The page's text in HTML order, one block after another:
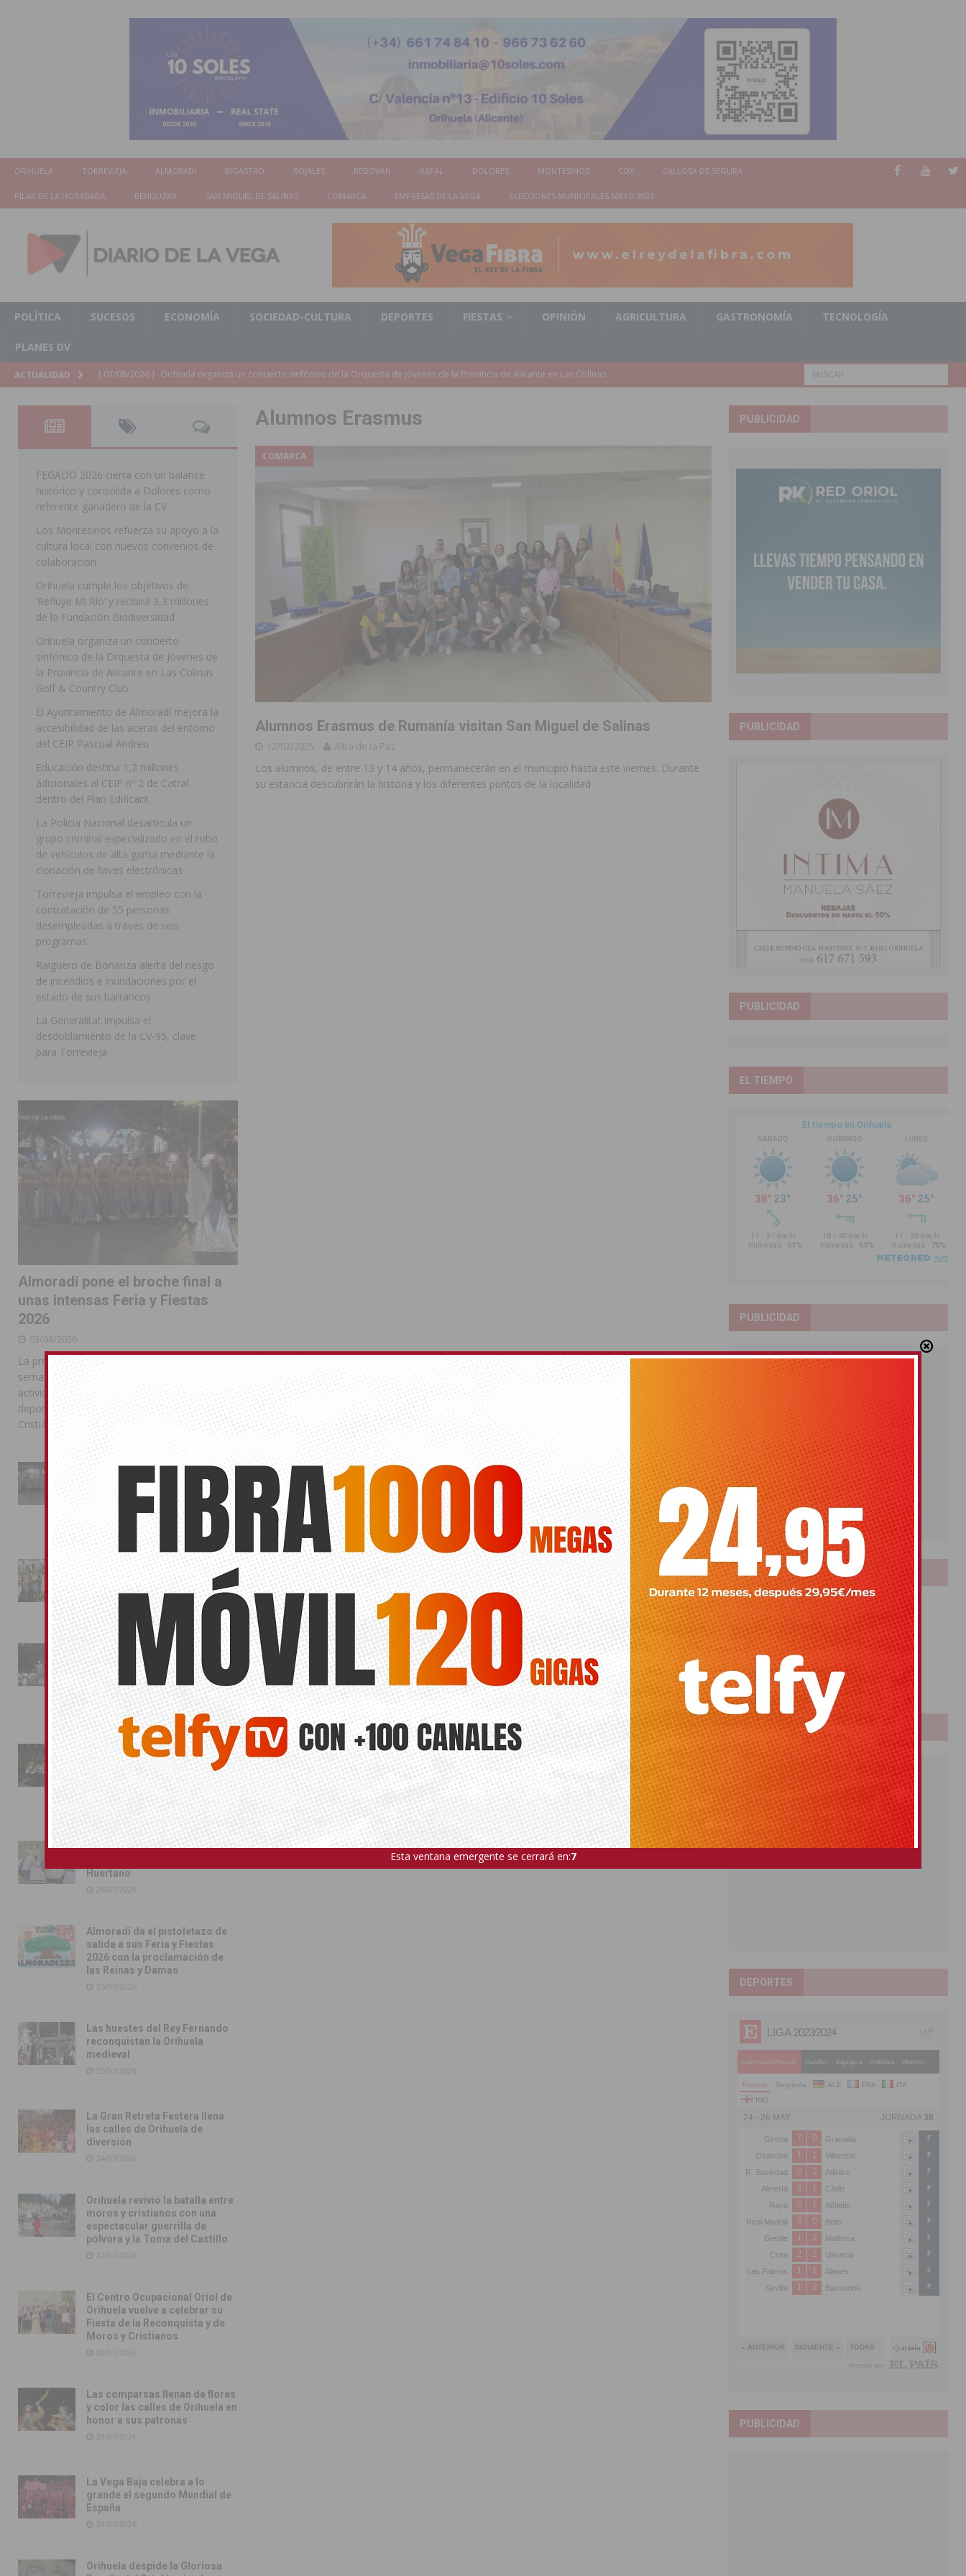
ORIHUELA TORREVIEJA ALMORADÍ BIGASTRO ROJALES REDOVÁN RAFAL DOLORES MONTESINOS COX CALLOSA DE SEGURA
PILAR DE LA HORADADA BENEJUZAR SAN MIGUEL DE SALINAS COMARCA EMPRESAS DE LA VEGA ELECCIONES MUNICIPALES MAYO 2023
POLÍTICA SUCESOS ECONOMÍA SOCIEDAD-CULTURA DEPORTES FIESTAS OPINIÓN AGRICULTURA GASTRONOMÍA TECNOLOGÍA
PLANES DV
ACTUALIDAD [ 07/08/2026 ] El Ayuntamiento de Almoradí mejora la accesibilidad de las aceras del entorno del CEIP Pascual Andreu
[ 07/08/2026 ]
Educación destina 1,2 millones adicionales al CEIP nº 2 de Catral dentro del Plan Edificant
[ 07/08/2026 ] La Policía Nacional desarticula un grupo criminal especializado en el robo de vehículos de alta gama mediante la
clonación de llaves electrónicas
[ 07/08/2026 ] Torrevieja impulsa el empleo con la contratación de 55 personas desempleadas a través de seis programas
[ 07/08/2026 ] Raiguero de Bonanza alerta del riesgo de incendios e inundaciones por el estado de sus barrancos
[ 07/08/2026 ]
La Generalitat impulsa el desdoblamiento de la CV-95, clave para Torrevieja
TORREVIEJA
[ 07/08/2026 ] Benferri ya se prepara para dar comienzo a sus Fiestas 2026
COMARCA
[ 07/08/2026 ] Bigastro se viste de gala para la coronación de la Corte 2026
BIGASTRO
[ 07/08/2026 ]
Rojales clausura con éxito las Fiestas de las Urbanizaciones de Ciudad Quesada 2026
[ 06/08/2026 ]
Arcángel
REDOVÁN
[ 06/08/2026 ]
El PSOE denuncia una nueva prórroga de la ORA en Orihuela ‘sin mejoras ni bonificaciones’
[ 07/08/2026 ] FEGADO 2026 cierra con un balance histórico y consolida a Dolores como referente ganadero de la CV
DOLORES
[ 07/08/2026 ] Orihuela cumple los objetivos de ‘Refluye Mi Río’ y recibirá 3,3 millones de la Fundación Biodiversidad
ORIHUELA
[ 07/08/2026 ]
Orihuela organiza un concierto sinfónico de la Orquesta de Jóvenes de la Provincia de Alicante en Las Colinas
Golf & Country Club
Alumnos Erasmus
COMARCA
Alumnos Erasmus de Rumanía visitan San Miguel de Salinas
12/02/2025 Alba de la Paz
Los alumnos, de entre 13 y 14 años, permanecerán en el municipio hasta este viernes. Durante
su estancia descubrirán la historia y los diferentes puntos de la localidad
FEGADO 2026 cierra con un balance
histórico y consolida a Dolores como
referente ganadero de la CV
Los Montesinos refuerza su apoyo a la
cultura local con nuevos convenios de
colaboración
Orihuela cumple los objetivos de
‘Refluye Mi Río’ y recibirá 3,3 millones
de la Fundación Biodiversidad
Orihuela organiza un concierto
sinfónico de la Orquesta de Jóvenes de
la Provincia de Alicante en Las Colinas
Golf & Country Club
El Ayuntamiento de Almoradí mejora la
accesibilidad de las aceras del entorno
del CEIP Pascual Andreu
Educación destina 1,2 millones
adicionales al CEIP nº 2 de Catral
dentro del Plan Edificant
La Policía Nacional desarticula un
grupo criminal especializado en el robo
de vehículos de alta gama mediante la
clonación de llaves electrónicas
Torrevieja impulsa el empleo con la
contratación de 55 personas
desempleadas a través de seis
programas
Raiguero de Bonanza alerta del riesgo
de incendios e inundaciones por el
estado de sus barrancos
La Generalitat impulsa el
desdoblamiento de la CV-95, clave
para Torrevieja
Almoradí pone el broche final a
unas intensas Feria y Fiestas
2026
03/08/2026
La programación reunió durante más de una
semana actos institucionales, conciertos,
actividades familiares, competiciones
deportivas y las celebraciones de Moros y
Cristianos
La Entrada Cristiana llena de
esplendor las calles de
Almoradí en una multitudinaria
jornada festera
02/08/2026
La magia de la Entrada Mora
conquista las calles de
Almoradí
01/08/2026
La fiesta se adueña de
Almoradí con la presentación
de los cargos festeros y la
toma del castillo
31/07/2026
Pilar de la Horadada
conmemora con emoción el
40º aniversario de su
independencia como municipio
31/07/2026
Almoradí presume de raíces
Huertano
26/07/2026
Almoradí da el pistoletazo de
salida a sus Feria y Fiestas
2026 con la proclamación de
las Reinas y Damas
25/07/2026
Las huestes del Rey Fernando
reconquistan la Orihuela
medieval
25/07/2026
La Gran Retreta Festera llena
las calles de Orihuela de
diversión
24/07/2026
Orihuela revivió la batalla entre
moros y cristianos con una
espectacular guerrilla de
pólvora y la Toma del Castillo
22/07/2026
El Centro Ocupacional Oriol de
Orihuela vuelve a celebrar su
Fiesta de la Reconquista y de
Moros y Cristianos
20/07/2026
Las comparsas llenan de flores
y color las calles de Orihuela en
honor a sus patronas
20/07/2026
La Vega Baja celebra a lo
grande el segundo Mundial de
España
20/07/2026
Orihuela despide la Gloriosa
PUBLICIDAD
PUBLICIDAD
PUBLICIDAD
EL TIEMPO
PUBLICIDAD
LOTERIAS
Bonoloto
Primitiva
El Gordo
Euromillones
Loteria
Once
PUBLICIDAD
DEPORTES
PUBLICIDAD
Esta ventana emergente se cerrará en:5